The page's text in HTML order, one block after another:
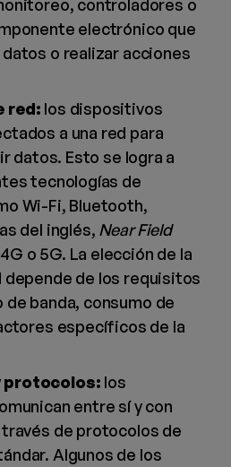
controladores o
electrónico que
o realizar acciones
red: los dispositivos
a una red para
datos. Esto se logra a
tecnologías de
Wi-Fi, Bluetooth,
del inglés, Near Field
o 5G. La elección de la
de los requisitos
de banda, consumo de
específicos de la
protocolos: los
entre sí y con
de protocolos de
Algunos de los